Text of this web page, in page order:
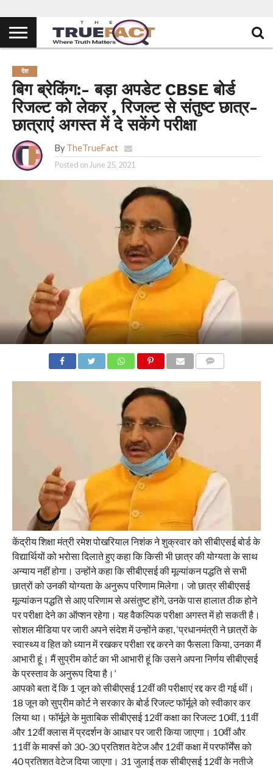
देश
बिग ब्रेकिंग:- बड़ा अपडेट CBSE बोर्ड
रिजल्ट को लेकर , रिजल्ट से संतुष्ट छात्र-
छात्राएं अगस्त में दे सकेंगे परीक्षा
By TheTrueFact
Posted on June 25, 2021
केंद्रीय शिक्षा मंत्री रमेश पोखरियाल निशंक ने शुक्रवार को सीबीएसई बोर्ड के
विद्यार्थियों को भरोसा दिलाते हुए कहा कि किसी भी छात्र की योग्यता के साथ
अन्याय नहीं होगा। उन्होंने कहा कि सीबीएसई की मूल्यांकन पद्धति से सभी
छात्रों को उनकी योग्यता के अनुरूप परिणाम मिलेगा। जो छात्र सीबीएसई
मूल्यांकन पद्धति से आए परिणाम से असंतुष्ट होंगे, उनके पास हालात ठीक होने
पर परीक्षा देने का ऑप्शन रहेगा। यह वैकल्पिक परीक्षा अगस्त में हो सकती है।
सोशल मीडिया पर जारी अपने संदेश में उन्होंने कहा, ‘प्रधानमंत्री ने छात्रों के
स्वास्थ्य व हित को ध्यान में रखकर परीक्षा रद्द करने का फैसला किया, उनका मैं
आभारी हूं। मैं सुप्रीम कोर्ट का भी आभारी हूं कि उसने अपना निर्णय सीबीएसई
के प्रस्ताव के अनुरूप दिया है।’
आपको बता दें कि 1 जून को सीबीएसई 12वीं की परीक्षाएं रद्द कर दी गई थीं।
18 जून को सुप्रीम कोर्ट ने सरकार के बोर्ड रिजल्ट फॉर्मूले को स्वीकार कर
लिया था। फॉर्मूले के मुताबिक सीबीएसई 12वीं कक्षा का रिजल्ट 10वीं, 11वीं
और 12वीं क्लास में प्रदर्शन के आधार पर जारी किया जाएगा। 10वीं और
11वीं के मार्क्स को 30-30 प्रतिशत वेटेज और 12वीं कक्षा में परफॉर्मेंस को
40 प्रतिशत वेटेज दिया जाएगा। 31 जुलाई तक सीबीएसई 12वीं के नतीजे